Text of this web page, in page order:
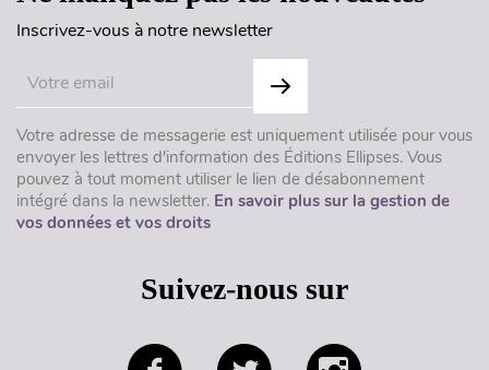
Inscrivez-vous à notre newsletter
Votre adresse de messagerie est uniquement utilisée pour vous
envoyer les lettres d'information des Éditions Ellipses. Vous
pouvez à tout moment utiliser le lien de désabonnement
intégré dans la newsletter. En savoir plus sur la gestion de
vos données et vos droits
Suivez-nous sur